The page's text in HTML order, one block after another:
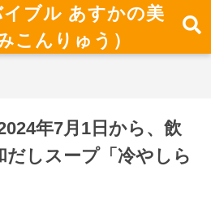
ブル あすかの美
こんりゅう）
年7月1日から、飲
しスープ「冷やしら